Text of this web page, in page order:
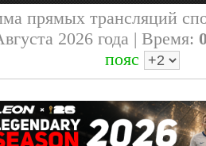
прямых трансляций
2026 года | Время:
пояс